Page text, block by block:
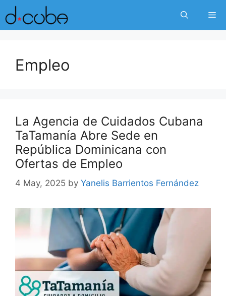
Skip
to
content
Empleo
La Agencia de Cuidados Cubana
TaTamanía Abre Sede en
República Dominicana con
Ofertas de Empleo
4 May, 2025 by Yanelis Barrientos Fernández